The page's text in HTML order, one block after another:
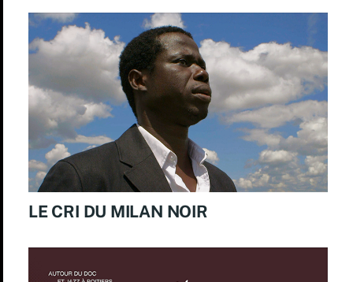
LE CRI DU MILAN NOIR